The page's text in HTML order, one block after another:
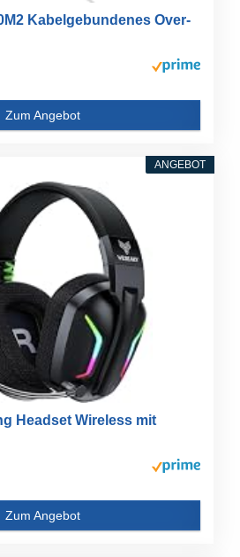
Kabelgebundenes Over-
Zum Angebot
ANGEBOT
Headset Wireless mit
Zum Angebot